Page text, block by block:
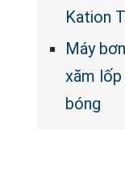
Kation
Máy
xăm lốp
bóng